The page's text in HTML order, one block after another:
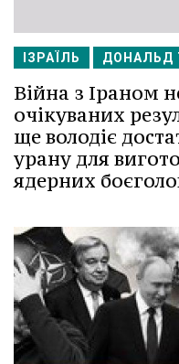
ІЗРАЇЛЬ ДОНАЛЬД
Війна з Іраном
очікуваних
ще володіє
урану для
ядерних